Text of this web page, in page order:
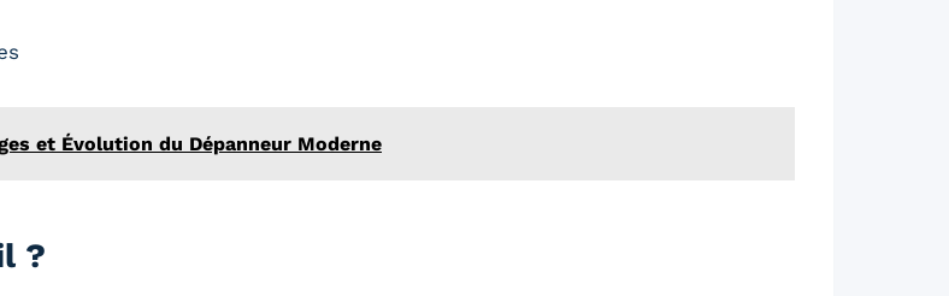
et Évolution du Dépanneur Moderne
?